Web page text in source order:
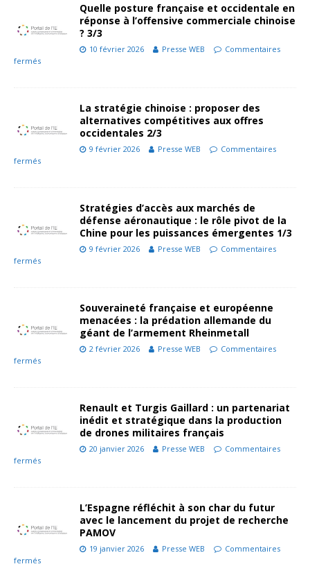
Quelle posture française et occidentale en
réponse à l’offensive commerciale chinoise
? 3/3
10 février 2026 Presse WEB
Commentaires
fermés
La stratégie chinoise : proposer des
alternatives compétitives aux offres
occidentales 2/3
9 février 2026 Presse WEB
Commentaires
fermés
Stratégies d’accès aux marchés de
défense aéronautique : le rôle pivot de la
Chine pour les puissances émergentes 1/3
9 février 2026 Presse WEB
Commentaires
fermés
Souveraineté française et européenne
menacées : la prédation allemande du
géant de l’armement Rheinmetall
2 février 2026 Presse WEB
Commentaires
fermés
Renault et Turgis Gaillard : un partenariat
inédit et stratégique dans la production
de drones militaires français
20 janvier 2026 Presse WEB
Commentaires
fermés
L’Espagne réfléchit à son char du futur
avec le lancement du projet de recherche
PAMOV
19 janvier 2026 Presse WEB
Commentaires
fermés